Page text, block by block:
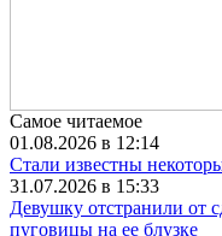
Самое читаемое
01.08.2026 в 12:14
Стали известны
31.07.2026 в 15:33
Девушку отстранили от
пуговицы на ее блузке